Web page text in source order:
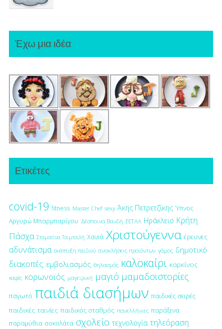
Έχω μια ιδέα
Ετικέτες
covid-19 fitness Master Chef sexy Άκης Πετρετζίκης Ύπνος
Αργυρώ Μπαρμπαρίγου Δέσποινα Βανδή ΕΕΤΑΑ Ηράκλειο Κρήτη
Πάσχα Σταματίνα Τσιμτσιλή Χανιά Χριστούγεννα έρευνες
αδυνάτισμα ανάπτυξη παιδιού ανακλήσεις προϊόντων γάμος δημοτικό
διακοπές εμβολιασμός θηλασμός καλοκαίρι καρκίνος
καφές κορωνοϊός μαγειρική μαγιό μαμαδοιστορίες
παγωτό παιδιά διασήμων παιδικές σειρές
παιδικές ταινίες παιδικός σταθμός πανελλήνιες παράξενα
παραμύθια σοκολάτα σχολείο τεχνολογία τηλεόραση